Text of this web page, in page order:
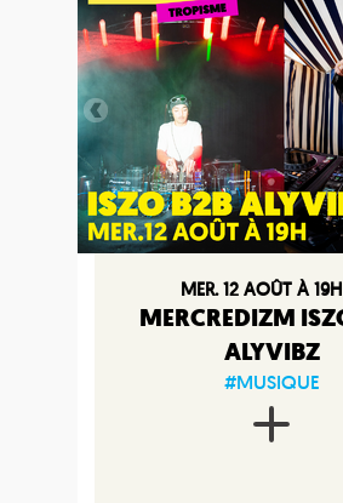
MER. 12 AOÛT À
MERCREDIZM
ALYVIBZ
#MUSIQUE